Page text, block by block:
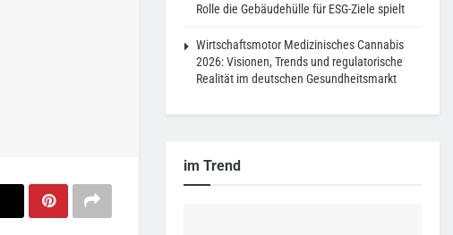
Rolle die Gebäudehülle für ESG-Ziele spielt
Wirtschaftsmotor Medizinisches Cannabis
2026: Visionen, Trends und regulatorische
Realität im deutschen Gesundheitsmarkt
im Trend